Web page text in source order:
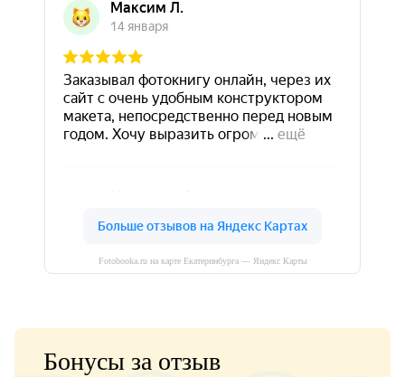
Fotobooka.ru на карте Екатеринбурга — Яндекс Карты
Бонусы за отзыв